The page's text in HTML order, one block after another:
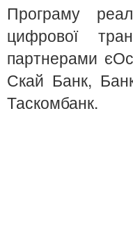
Програму
цифрової
партнерами
Скай Банк,
Таскомбанк.